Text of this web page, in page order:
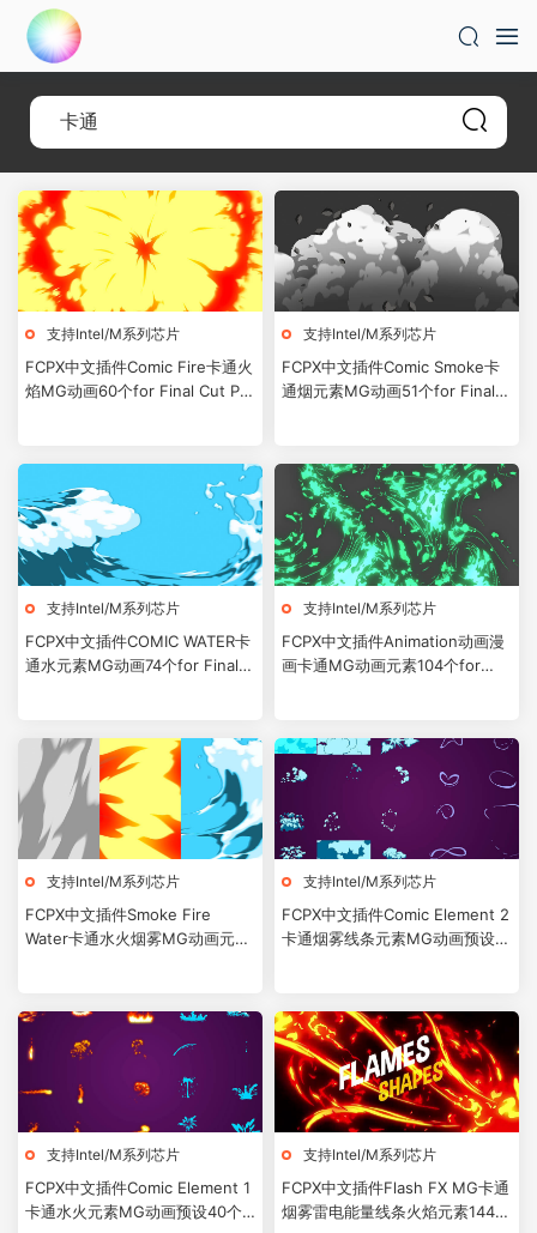
支持Intel/M系列芯片
FCPX中文插件Comic Fire卡通火
焰MG动画60个for Final Cut Pro
支持Intel/M系列芯片
FCPX中文插件Comic Smoke卡
通烟元素MG动画51个for Final
支持Intel/M系列芯片
FCPX中文插件COMIC WATER卡
通水元素MG动画74个for Final
支持Intel/M系列芯片
FCPX中文插件Animation动画漫
画卡通MG动画元素104个for
支持Intel/M系列芯片
FCPX中文插件Smoke Fire
Water卡通水火烟雾MG动画元素
支持Intel/M系列芯片
FCPX中文插件Comic Element 2
卡通烟雾线条元素MG动画预设41
支持Intel/M系列芯片
FCPX中文插件Comic Element 1
卡通水火元素MG动画预设40个
支持Intel/M系列芯片
FCPX中文插件Flash FX MG卡通
烟雾雷电能量线条火焰元素144个